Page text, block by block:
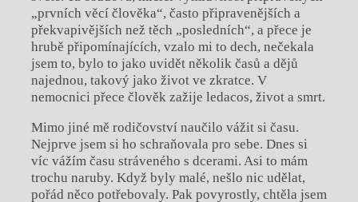
„prvních věcí člověka“, často připravenějších a
překvapivějších než těch „posledních“, a přece je
hrubě připomínajících, vzalo mi to dech, nečekala
jsem to, bylo to jako uvidět několik časů a dějů
najednou, takový jako život ve zkratce. V
nemocnici přece člověk zažije ledacos, život a smrt.
Mimo jiné mě rodičovství naučilo vážit si času.
Nejprve jsem si ho schraňovala pro sebe. Dnes si
víc vážím času stráveného s dcerami. Asi to mám
trochu naruby. Když byly malé, nešlo nic udělat,
pořád něco potřebovaly. Pak povyrostly, chtěla jsem